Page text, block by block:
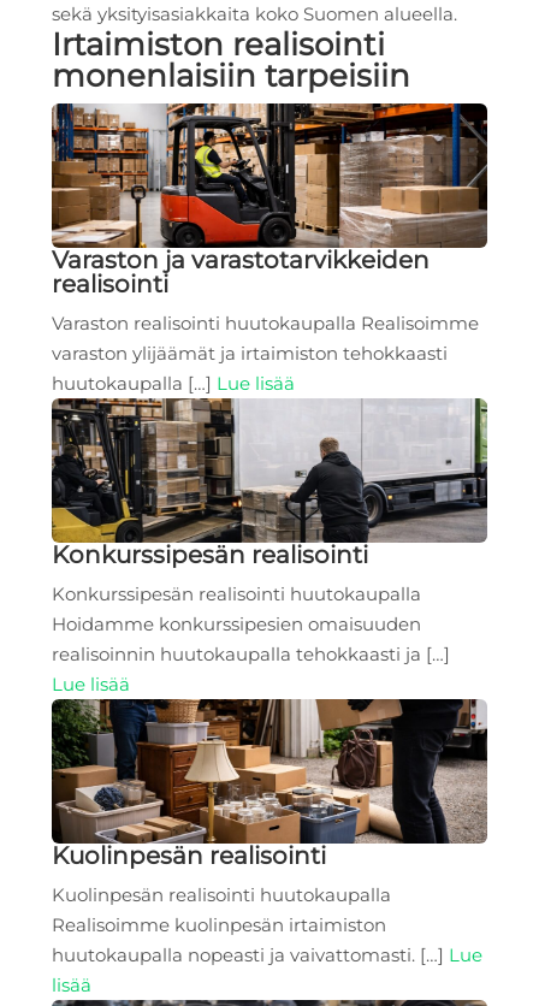
sekä yksityisasiakkaita koko Suomen alueella.
Irtaimiston realisointi
monenlaisiin tarpeisiin
Varaston ja varastotarvikkeiden
realisointi
Varaston realisointi huutokaupalla Realisoimme
varaston ylijäämät ja irtaimiston tehokkaasti
huutokaupalla […] Lue lisää
Konkurssipesän realisointi
Konkurssipesän realisointi huutokaupalla
Hoidamme konkurssipesien omaisuuden
realisoinnin huutokaupalla tehokkaasti ja […]
Lue lisää
Kuolinpesän realisointi
Kuolinpesän realisointi huutokaupalla
Realisoimme kuolinpesän irtaimiston
huutokaupalla nopeasti ja vaivattomasti. […] Lue
lisää